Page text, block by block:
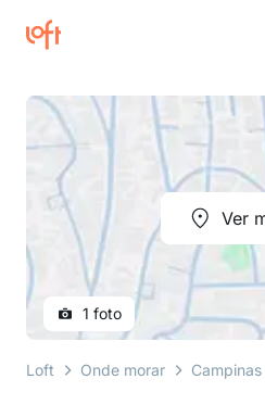
Ver
1 foto
Loft Onde morar Campinas